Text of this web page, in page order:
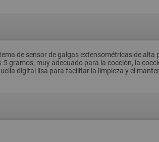
de sensor de galgas extensométricas de alta
gramos; muy adecuado para la cocción, la
digital lisa para facilitar la limpieza y el